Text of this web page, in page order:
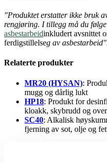
"Produktet erstatter ikke bruk
rengjøring. I tillegg må du følge
asbestarbeidinkludert avsnittet
ferdigstillelseg av
Relaterte produkter
MR20 (HYSAN):
mugg og dårlig lukt
HP18: Produkt for
kloakk, skybrudd og
SC40: Alkalisk
fjerning av sot, olje og